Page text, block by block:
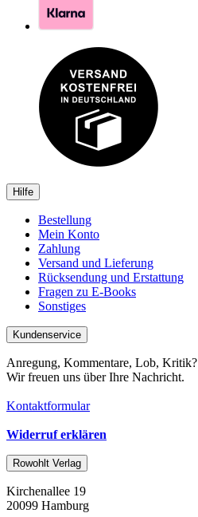
Hilfe
Bestellung
Mein Konto
Zahlung
Versand und Lieferung
Rücksendung und Erstattung
Fragen zu E-Books
Sonstiges
Kundenservice
Anregung, Kommentare, Lob, Kritik?
Wir freuen uns über Ihre Nachricht.
Kontaktformular
Widerruf erklären
Rowohlt Verlag
Kirchenallee 19
20099 Hamburg